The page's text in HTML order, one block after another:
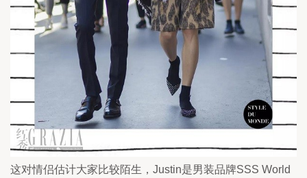
这对情侣估计大家比较陌生，Justin是男装品牌SSS World